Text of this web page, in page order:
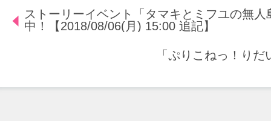
ストーリーイベント「タマキとミフユの無
中！【2018/08/06(月) 15:00 追記】
「ぷりこねっ！り